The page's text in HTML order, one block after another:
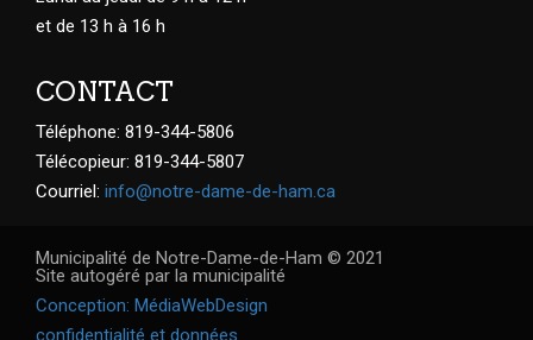
et de 13 h à 16 h
CONTACT
Téléphone: 819-344-5806
Télécopieur: 819-344-5807
Courriel: info@notre-dame-de-ham.ca
Municipalité de Notre-Dame-de-Ham © 2021
Site autogéré par la municipalité
Conception: MédiaWebDesign
confidentialité et données